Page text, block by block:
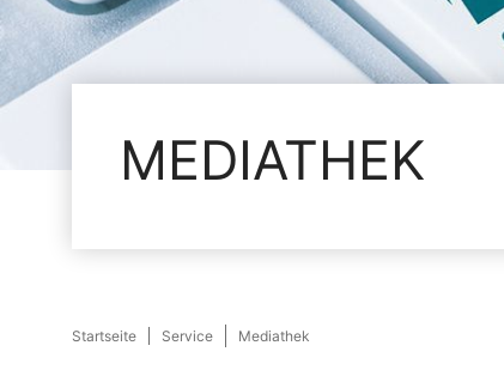
MEDIATHEK
Startseite Service Mediathek